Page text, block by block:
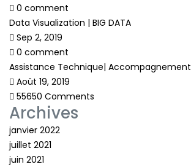
0 comment
Data Visualization | BIG DATA
Sep 2, 2019
0 comment
Assistance Technique| Accompagnement
Août 19, 2019
55650 Comments
Archives
janvier 2022
juillet 2021
juin 2021